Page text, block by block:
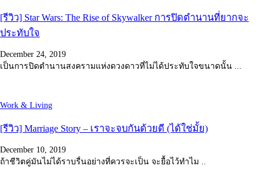
[รีวิว] Star Wars: The Rise of Skywalker การปิดตำนานที่ยากจะ
ประทับใจ
December 24, 2019
เป็นการปิดตำนานสงครามแห่งดวงดาวที่ไม่ได้ประทับใจขนาดนั้น ...
Work & Living
[รีวิว] Marriage Story – เราจะจบกันด้วยดี (ได้ใช่มั้ย)
December 10, 2019
ถ้าชีวิตคู่มันไม่ได้ราบรื่นอย่างที่ควรจะเป็น จะยื้อไว้ทำไม ..